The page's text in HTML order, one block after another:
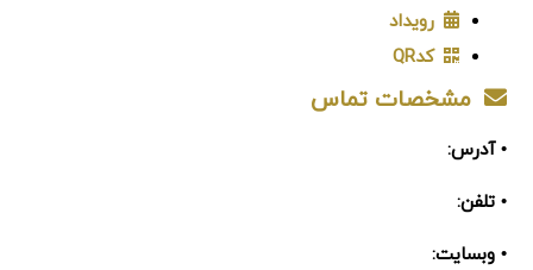
رویداد
کدQR
مشخصات تماس
• آدرس:
• تلفن:
• وبسایت: